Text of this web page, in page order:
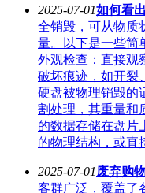
2025-07-01如何看
全销毁，可从物质
量。以下是一些简
外观检查：直接观
破坏痕迹，如开裂
硬盘被物理销毁的
割处理，其重量和
的数据存储在盘片
的物理结构，或直
2025-07-01 废弃购
客群广泛，覆盖了